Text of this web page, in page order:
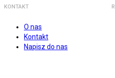
KONTAKT
O nas
Kontakt
Napisz do nas